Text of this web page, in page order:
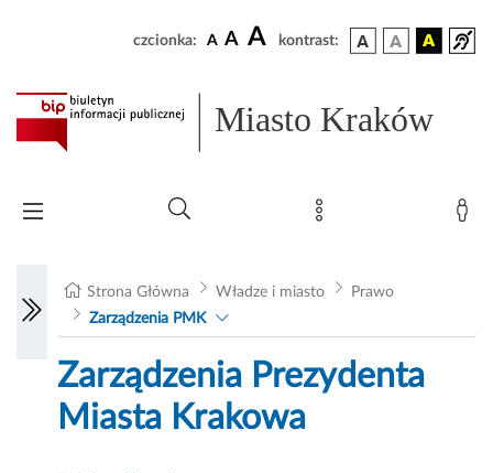
czcionka: A A A kontrast:
Miasto Kraków
Strona Główna Władze i miasto
Prawo
Zarządzenia PMK
Zarządzenia Prezydenta
Miasta Krakowa